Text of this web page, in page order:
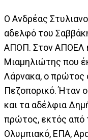
Ο Ανδρέας
αδελφό του
ΑΠΟΠ. Στον ΑΠΟΕΛ
Μιαμηλιώτης που
Λάρνακα, ο πρώτος
Πεζοπορικό. Ήταν
και τα αδέλφια
πρώτος, εκτός από
Ολυμπιακό, ΕΠΑ,